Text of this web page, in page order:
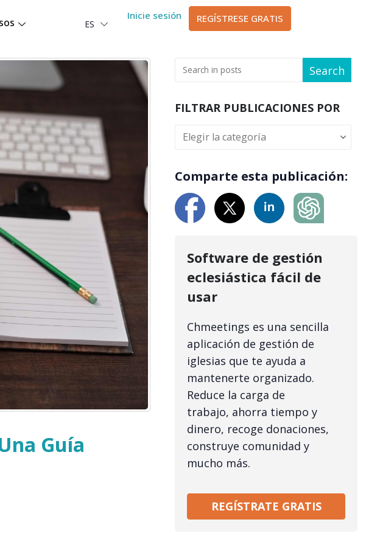
ES
العربية
Inicie sesión REGÍSTRESE GRATIS
Guía
Search
FILTRAR PUBLICACIONES POR
Comparte esta publicación:
Software de gestión
eclesiástica fácil de
usar
Chmeetings es una sencilla
aplicación de gestión de
iglesias que te ayuda a
mantenerte organizado.
Reduce la carga de
trabajo, ahorra tiempo y
dinero, recoge donaciones,
construye comunidad y
mucho más.
REGÍSTRATE GRATIS